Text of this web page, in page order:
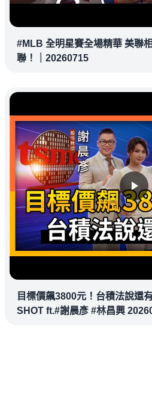
#MLB 全明星賽全場精華 美聯
聯！｜20260715
目標價飆3800元！台積法說還
SHOT ft.#謝晨彥 #林昌興